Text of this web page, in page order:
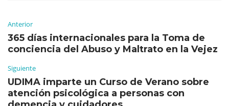
Anterior
365 días internacionales para la Toma de
conciencia del Abuso y Maltrato en la Vejez
Siguiente
UDIMA imparte un Curso de Verano sobre
atención psicológica a personas con